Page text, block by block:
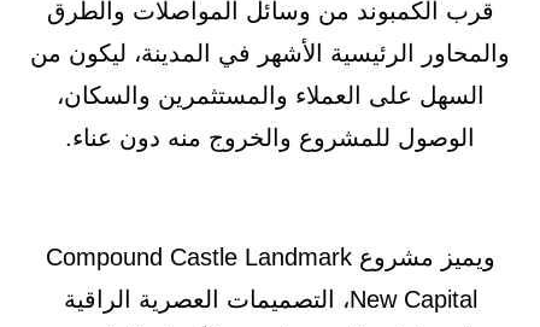
قرب الكمبوند من وسائل المواصلات والطرق
والمحاور الرئيسية الأشهر في المدينة، ليكون من
السهل على العملاء والمستثمرين والسكان،
الوصول للمشروع والخروج منه دون عناء.
ويميز مشروع Compound Castle Landmark
New Capital، التصميمات العصرية الراقية